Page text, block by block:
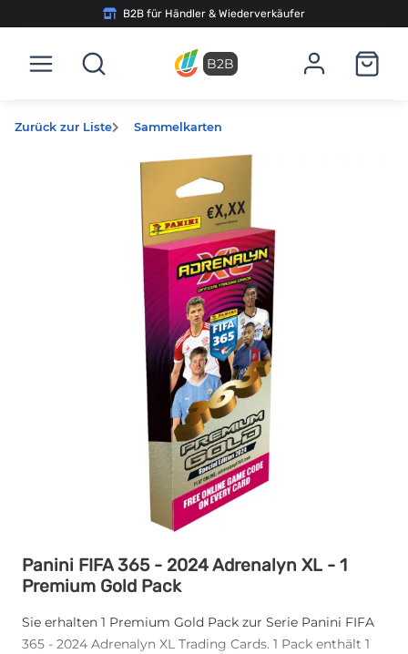
B2B für Händler & Wiederverkäufer
B2B
Zurück zur Liste Sammelkarten
Panini FIFA 365 - 2024 Adrenalyn XL - 1
Premium Gold Pack
Sie erhalten 1 Premium Gold Pack zur Serie Panini FIFA
365 - 2024 Adrenalyn XL Trading Cards. 1 Pack enthält 1